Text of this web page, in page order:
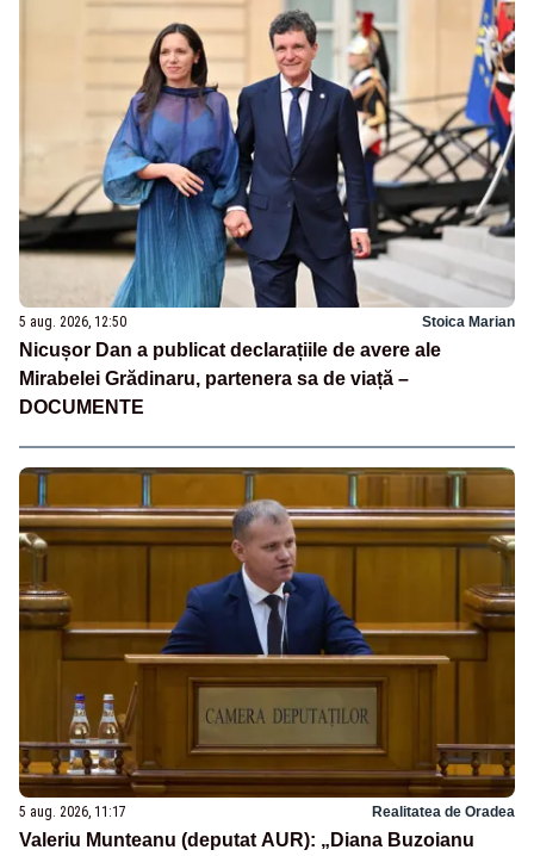
5 aug. 2026, 12:50 Stoica Marian
Nicușor Dan a publicat declarațiile de avere ale
Mirabelei Grădinaru, partenera sa de viață –
DOCUMENTE
5 aug. 2026, 11:17 Realitatea de Oradea
Valeriu Munteanu (deputat AUR): „Diana Buzoianu